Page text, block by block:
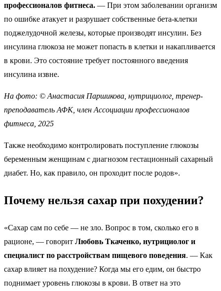
профессионалов фитнеса. — При этом заболевании организм
по ошибке атакует и разрушает собственные бета-клетки
поджелудочной железы, которые производят инсулин. Без
инсулина глюкоза не может попасть в клетки и накапливается
в крови. Это состояние требует постоянного введения
инсулина извне.
На фото: © Анастасия Паршикова, нутрициолог, тренер-
преподаватель АФК, член Ассоциации профессионалов
фитнеса, 2025
Также необходимо контролировать поступление глюкозы
беременным женщинам с диагнозом гестационный сахарный
диабет. Но, как правило, он проходит после родов».
Почему нельзя сахар при похудении?
«Сахар сам по себе — не зло. Вопрос в том, сколько его в
рационе, — говорит Любовь Ткаченко, нутрициолог и
специалист по расстройствам пищевого поведения. — Как
сахар влияет на похудение? Когда мы его едим, он быстро
поднимает уровень глюкозы в крови. В ответ на это